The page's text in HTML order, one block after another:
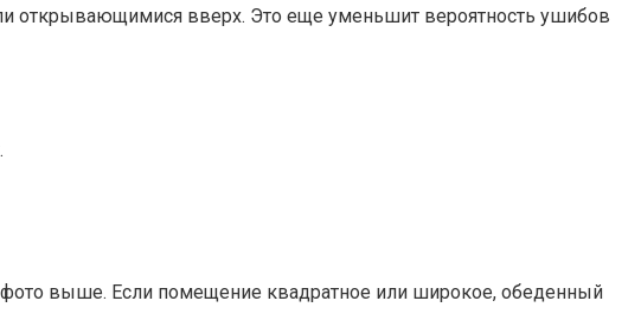
открывающимися вверх. Это еще уменьшит вероятность ушибов
выше. Если помещение квадратное или широкое, обеденный